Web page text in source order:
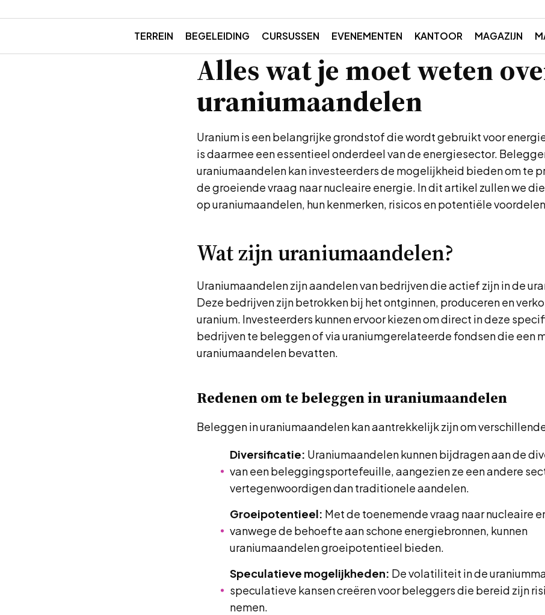
TERREIN BEGELEIDING CURSUSSEN EVENEMENTEN KANTOOR MAGAZIJN
Alles wat je moet weten
uraniumaandelen
Uranium is een belangrijke grondstof die wordt gebruikt voor
is daarmee een essentieel onderdeel van de energiesector.
uraniumaandelen kan investeerders de mogelijkheid bieden om te
de groeiende vraag naar nucleaire energie. In dit artikel zullen we
op uraniumaandelen, hun kenmerken, risicos en potentiële
Wat zijn uraniumaandelen?
Uraniumaandelen zijn aandelen van bedrijven die actief zijn in de
Deze bedrijven zijn betrokken bij het ontginnen, produceren en
uranium. Investeerders kunnen ervoor kiezen om direct in deze
bedrijven te beleggen of via uraniumgerelateerde fondsen die een
uraniumaandelen bevatten.
Redenen om te beleggen in uraniumaandelen
Beleggen in uraniumaandelen kan aantrekkelijk zijn om
Diversificatie: Uraniumaandelen kunnen bijdragen aan de
van een beleggingsportefeuille, aangezien ze een andere
vertegenwoordigen dan traditionele aandelen.
Groeipotentieel: Met de toenemende vraag naar nucleaire
vanwege de behoefte aan schone energiebronnen, kunnen
uraniumaandelen groeipotentieel bieden.
Speculatieve mogelijkheden: De volatiliteit in de
speculatieve kansen creëren voor beleggers die bereid zijn
nemen.